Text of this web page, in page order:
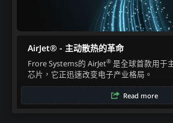
AirJet® - 主动散热的革命​
Frore Systems的 AirJet®是全球首款用于
芯片，它正迅速改变电子产业格局。​
Read more